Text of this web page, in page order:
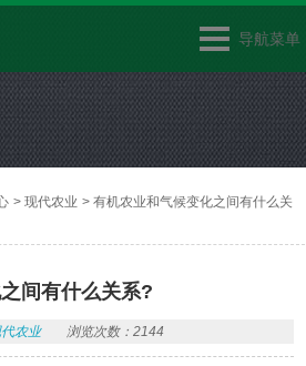
导航菜单
>现代农业 >有机农业和气候变化之间有什么关
间有什么关系?
农业 浏览次数：2144